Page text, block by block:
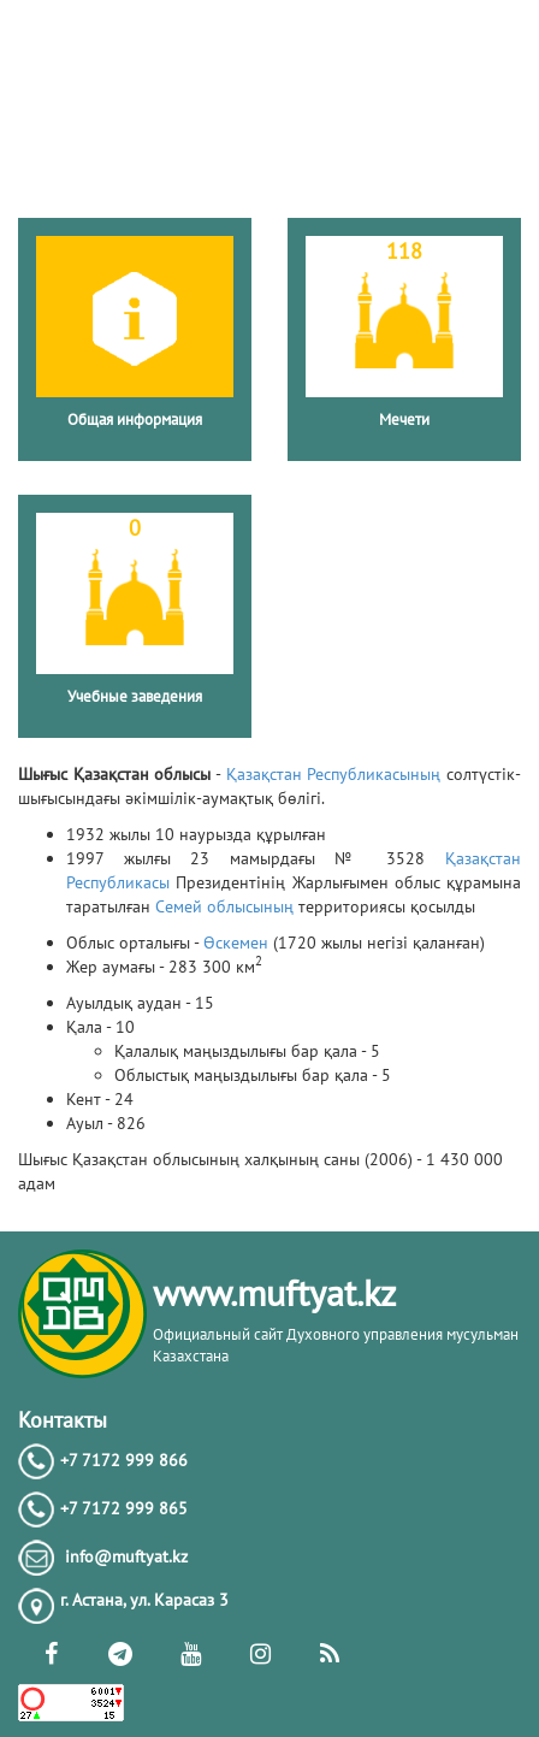
Общая информация
118
Мечети
0
Учебные заведения
Шығыс Қазақстан облысы - Қазақстан Республикасының солтүстік-
шығысындағы әкімшілік-аумақтық бөлігі.
1932 жылы 10 наурызда құрылған
1997 жылғы 23 мамырдағы № 3528 Қазақстан
Республикасы Президентінің Жарлығымен облыс құрамына
таратылған Семей облысының территориясы қосылды
Облыс орталығы -Өскемен (1720 жылы негізі қаланған)
Жер аумағы - 283 300 км2
Ауылдық аудан - 15
Қала - 10
Қалалық маңыздылығы бар қала - 5
Облыстық маңыздылығы бар қала - 5
Кент - 24
Ауыл - 826
Шығыс Қазақстан облысының халқының саны (2006) - 1 430 000
адам
www.muftyat.kz
Официальный сайт Духовного управления мусульман
Казахстана
Контакты
+7 7172 999 866
+7 7172 999 865
info@muftyat.kz
г. Астана, ул. Карасаз 3